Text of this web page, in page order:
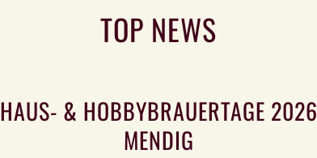
TOP NEWS
HAUS- & HOBBYBRAUERTAGE 2026
MENDIG